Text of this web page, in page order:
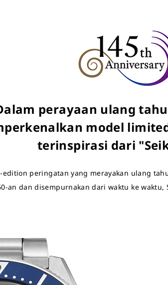
perayaan ulang
model
terinspirasi dari
peringatan yang merayakan ulang
an dan disempurnakan dari waktu ke waktu,